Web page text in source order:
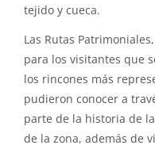
tejido y cueca.
Las Rutas
para los visitantes que
los rincones más
pudieron conocer a
parte de la historia de
de la zona, además de